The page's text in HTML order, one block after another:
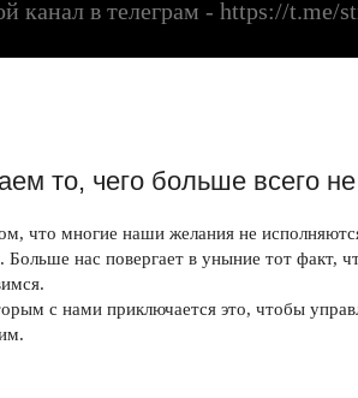
канал в телеграм - https://t.me/
то, чего больше всего
что многие наши желания не
Больше нас повергает в уныние тот факт,
с нами приключается это, чтобы